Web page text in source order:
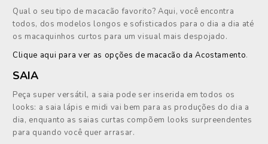
Qual o seu tipo de macacão favorito? Aqui, você encontra
todos, dos modelos longos e sofisticados para o dia a dia até
os macaquinhos curtos para um visual mais despojado.
Clique aqui para ver as opções de macacão da Acostamento.
SAIA
Peça super versátil, a saia pode ser inserida em todos os
looks: a saia lápis e midi vai bem para as produções do dia a
dia, enquanto as saias curtas compõem looks surpreendentes
para quando você quer arrasar.